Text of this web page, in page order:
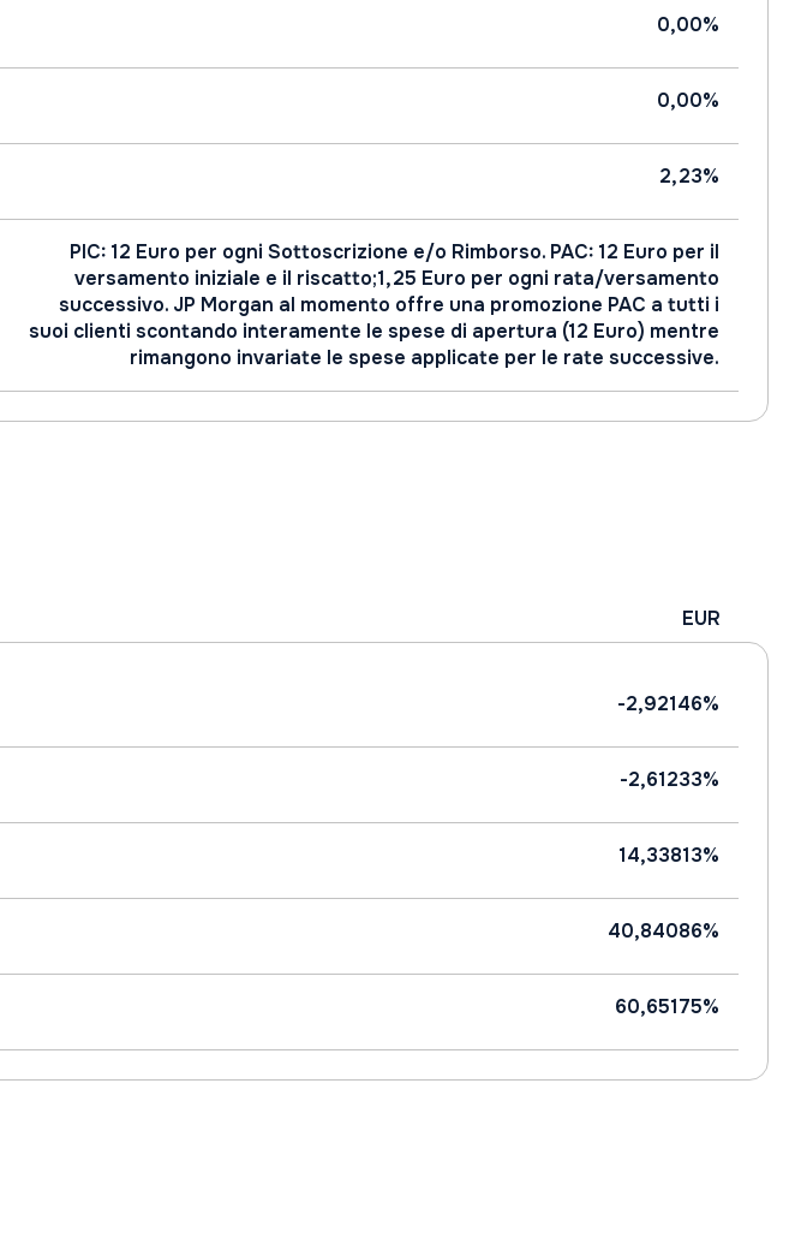
0,00%
0,00%
2,23%
PIC: 12 Euro per ogni Sottoscrizione e/o Rimborso. PAC: 12 Euro per il
versamento iniziale e il riscatto;1,25 Euro per ogni rata/versamento
successivo. JP Morgan al momento offre una promozione PAC a tutti i
suoi clienti scontando interamente le spese di apertura (12 Euro) mentre
rimangono invariate le spese applicate per le rate successive.
EUR
-2,92146%
-2,61233%
14,33813%
40,84086%
60,65175%